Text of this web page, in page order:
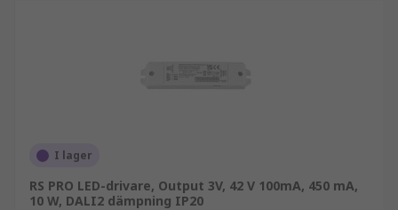
I lager
RS PRO LED-drivare, Output 3V, 42 V 100mA, 450 mA,
10 W, DALI2 dämpning IP20